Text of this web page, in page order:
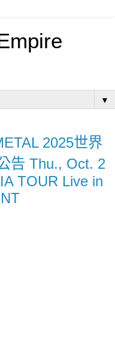
▼
2025世界
告 Thu., Oct. 2
TOUR Live in